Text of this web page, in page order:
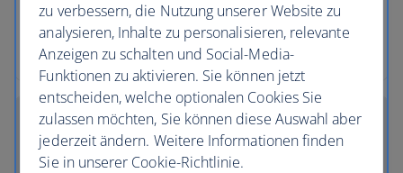
Mehr über den Transport von Haustieren mit
PetAir UK
zu verbessern, die Nutzung unserer Website zu
analysieren, Inhalte zu personalisieren, relevante
Anzeigen zu schalten und Social-Media-
Funktionen zu aktivieren. Sie können jetzt
entscheiden, welche optionalen Cookies Sie
zulassen möchten, Sie können diese Auswahl aber
jederzeit ändern. Weitere Informationen finden
Sie in unserer Cookie-Richtlinie.